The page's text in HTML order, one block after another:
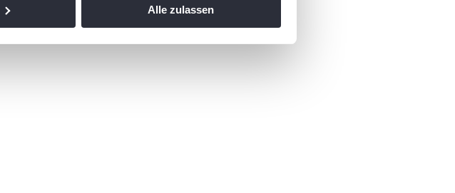
Funktionen für soziale Medien anbieten zu können
wir Informationen zu Ihrer Verwendung unserer
haben oder die sie im Rahmen Ihrer Nutzung
Alle zulassen